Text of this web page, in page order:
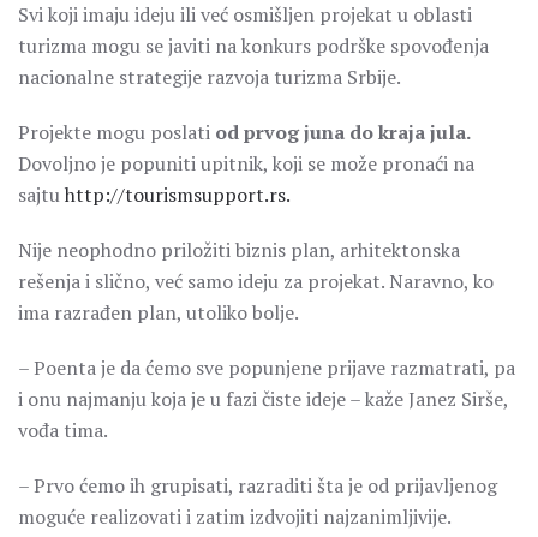
Svi koji imaju ideju ili već osmišljen projekat u oblasti
turizma mogu se javiti na konkurs podrške spovođenja
nacionalne strategije razvoja turizma Srbije.
Projekte mogu poslati od prvog juna do kraja jula.
Dovoljno je popuniti upitnik, koji se može pronaći na
sajtuhttp://tourismsupport.rs.
Nije neophodno priložiti biznis plan, arhitektonska
rešenja i slično, već samo ideju za projekat. Naravno, ko
ima razrađen plan, utoliko bolje.
– Poenta je da ćemo sve popunjene prijave razmatrati, pa
i onu najmanju koja je u fazi čiste ideje – kaže Janez Sirše,
vođa tima.
– Prvo ćemo ih grupisati, razraditi šta je od prijavljenog
moguće realizovati i zatim izdvojiti najzanimljivije.